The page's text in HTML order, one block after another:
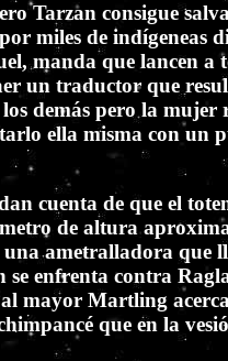
Tarzan consigue
miles de indígeneas
manda que lancen a
un traductor que
demás pero la mujer
ella misma con un
cuenta de que el
de altura
ametralladora que
enfrenta contra
mayor Martling
que en la